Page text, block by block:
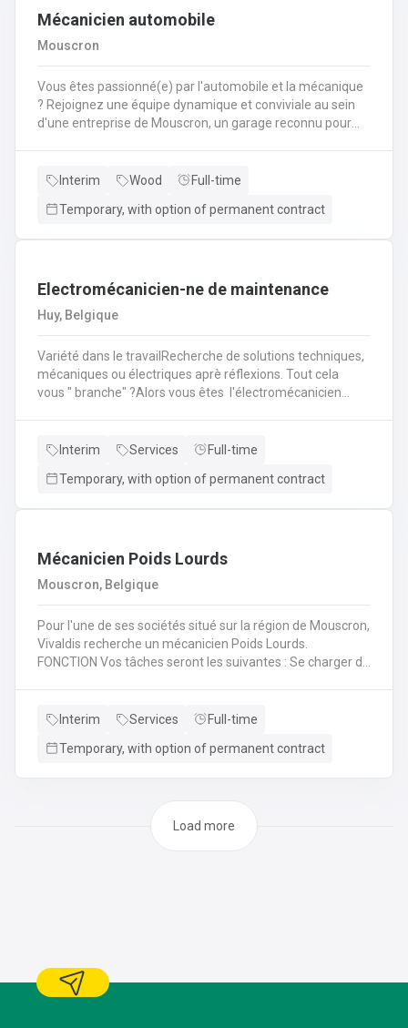
Mécanicien automobile
Mouscron
Vous êtes passionné(e) par l'automobile et la mécanique
? Rejoignez une équipe dynamique et conviviale au sein
d'une entreprise de Mouscron, un garage reconnu pour
des véhicules (vidanges, freins, amortisseurs,
interventions mécaniques nécessaires.Assurer le
leur véhicule et les réparations à prévoir.
Interim Wood
Full-time
Temporary, with option of permanent contract
Electromécanicien-ne de maintenance
Huy, Belgique
Variété dans le travailRecherche de solutions techniques,
mécaniques ou électriques aprè réflexions. Tout cela
vous " branche" ?Alors vous êtes l'électromécanicien
charge de différentes missions en intervention directe
chantiers en région liégeoise de notre client.
Interim Services
Full-time
Temporary, with option of permanent contract
Mécanicien Poids Lourds
Mouscron, Belgique
Pour l'une de ses sociétés situé sur la région de Mouscron,
Vivaldis recherche un mécanicien Poids Lourds.
FONCTION Vos tâches seront les suivantes : Se charger du
Cela consiste à : - Inspecter le moteur d’un véhicule et ses
avec précision les problèmes - Inspecter l’ordinateur de
des liquides, lubrification des pièces, etc.) pour assurer la
matériel,..) Dépanner les véhicules à l’arrêt et se rendre
dans les garages agréés dans le cas où la réparation doit
Interim Services
Full-time
Temporary, with option of permanent contract
Load more